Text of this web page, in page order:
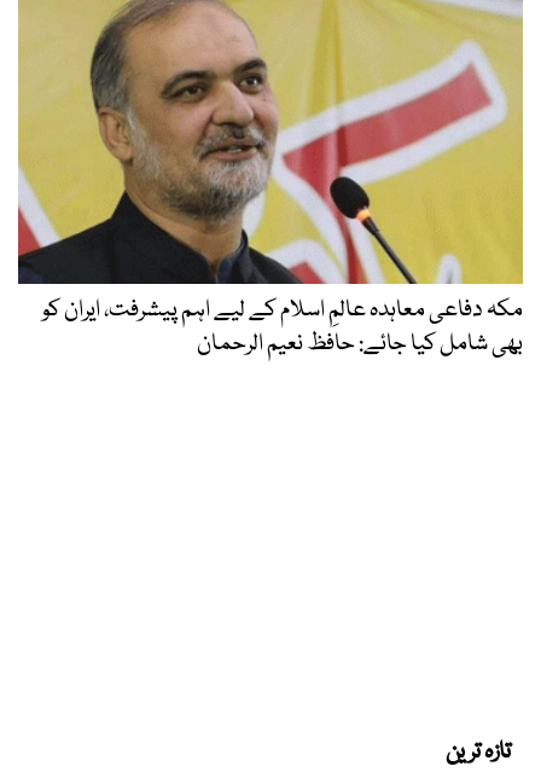
مکہ دفاعی معاہدہ عالمِ اسلام کے لیے اہم پیشرفت، ایران کو
بھی شامل کیا جائے: حافظ نعیم الرحمان
تازہ ترین